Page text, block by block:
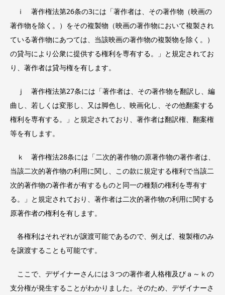
ｉ 著作権法第26条の3には「著作者は、その著作物（映画の
著作物を除く。）をその複製物（映画の著作物において複製され
ている著作物にあつては、当該映画の著作物の複製物を除く。）
の貸与により公衆に提供する権利を専有する。」と規定されてお
り、著作者は貸与権を有します。
ｊ 著作権法第27条には「著作者は、その著作物を翻訳し、編
曲し、若しくは変形し、又は脚色し、映画化し、その他翻案する
権利を専有する。」と規定されており、著作者は翻訳権、翻案権
等を有します。
ｋ 著作権法28条には「二次的著作物の原著作物の著作者は、
当該二次的著作物の利用に関し、この款に規定する権利で当該二
次的著作物の著作者が有するものと同一の種類の権利を専有す
る。」と規定されており、著作者は二次的著作物の利用に関する
原著作者の権利を有します。
各権利はそれぞれが譲渡可能であるので、例えば、複製権のみ
を譲渡することも可能です。
ここで、デザイナーさんには３つの著作者人格権及びａ～ｋの
支分権が発生することがわかりました。そのため、デザイナーさ